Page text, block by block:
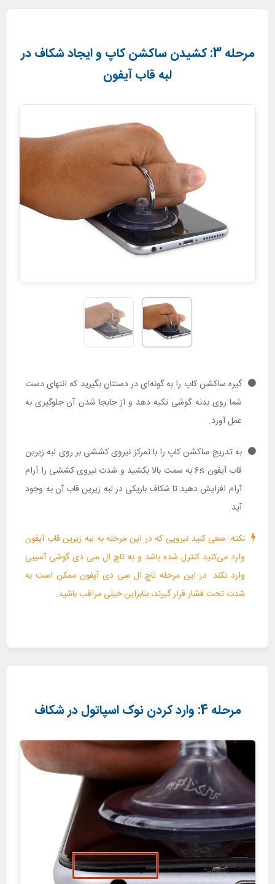
مرحله 3: کشیدن ساکشن کاپ و ایجاد شکاف در
لبه قاب آیفون
گیره ساکشن کاپ را به گونه‌ای در دستتان بگیرید که انتهای دست
شما روی بدنه گوشی تکیه دهد و از جابجا شدن آن جلوگیری به
عمل آورد.
به تدریج ساکشن کاپ را با تمرکز نیروی کششی بر روی لبه زیرین
قاب آیفون 6s به سمت بالا بکشید و شدت نیروی کششی را آرام
آرام افزایش دهید تا شکاف باریکی در لبه زیرین قاب آن به وجود
آید.
نکته: سعی کنید نیرویی که در این مرحله به لبه زیرین قاب آیفون
وارد می‌کنید کنترل شده باشد و به تاچ ال سی دی گوشی آسیبی
وارد نکند. در این مرحله تاچ ال سی دی آیفون ممکن است به
شدت تحت فشار قرار گیرند، بنابراین خیلی مراقب باشید.
مرحله 4: وارد کردن نوک اسپاتول در شکاف